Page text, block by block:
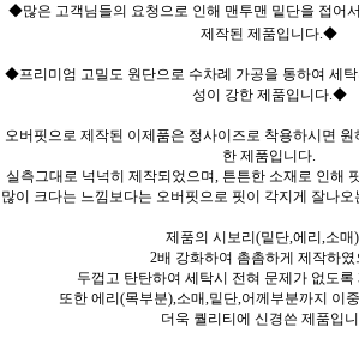
◆많은 고객님들의 요청으로 인해 맨투맨 밑단을 접어
제작된 제품입니다.◆
◆프리미엄 고밀도 원단으로 수차례 가공을 통하여 세
성이 강한 제품입니다.◆
오버핏으로 제작된 이제품은 정사이즈로 착용하시면
한 제품입니다.
실측그대로 넉넉히 제작되었으며, 튼튼한 소재로 인해
많이 크다는 느낌보다는 오버핏으로 핏이 각지게 잘나오
제품의 시보리(밑단,에리,소매
2배 강화하여 촘촘하게 제작하였
두껍고 탄탄하여 세탁시 전혀 문제가 없도록
또한 에리(목부분),소매,밑단,어께부분까지 이
더욱 퀄리티에 신경쓴 제품입니